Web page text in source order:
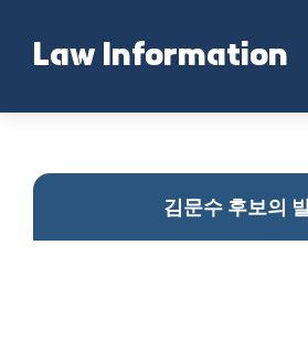
contentLaw Information
김문수 후보의